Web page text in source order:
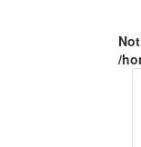
/